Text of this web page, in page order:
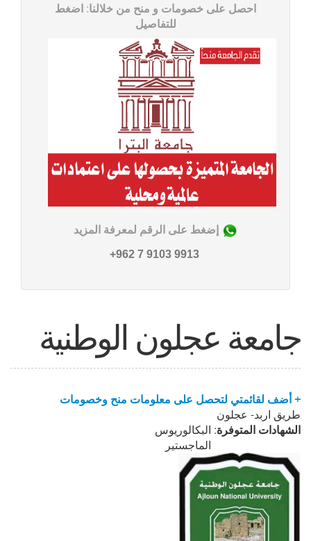
احصل على خصومات و منح من خلالنا: اضغط
للتفاصیل
إضغط على الرقم لمعرفة المزيد
9913 9103 7 962+
جامعة عجلون الوطنية
+ أضف لقائمتي لتحصل على معلومات منح وخصومات
طريق اربد- عجلون
الشهادات المتوفرة: البكالوريوس
الماجستير